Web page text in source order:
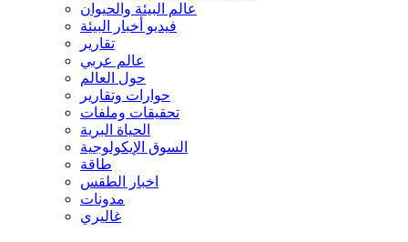
عالم البيئة والحيوان
فيديو أخبار البيئة
تقارير
عالم عربي
حول العالم
حوارات وتقارير
تحقيقات وملفات
الحياة البرية
السوق الإيكولوجية
طاقة
اخبار الطقس
مدونات
غاليري